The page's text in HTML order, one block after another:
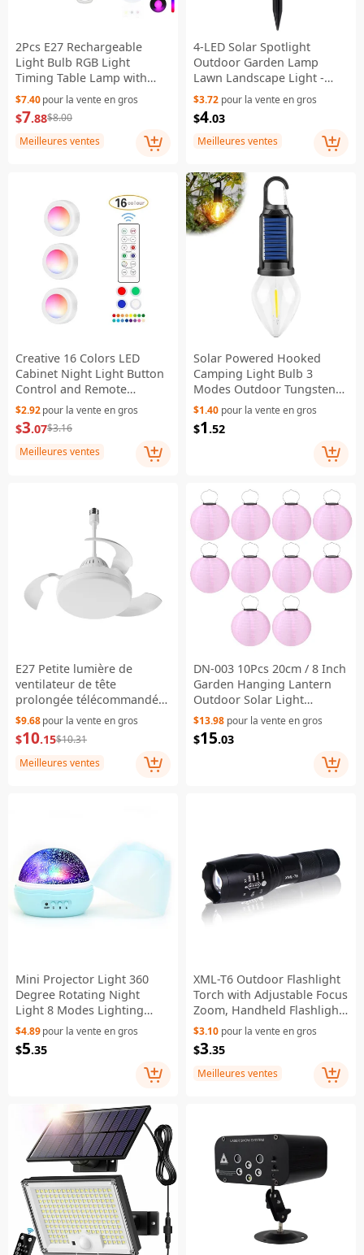
2Pcs E27 Rechargeable
Light Bulb RGB Light
Timing Table Lamp with
Remote Control
$7.40pour la vente en gros
$7.88$8.00
Meilleures ventes
4-LED Solar Spotlight
Outdoor Garden Lamp
Lawn Landscape Light -
White
$3.72 pour la vente en gros
$4.03
Meilleures ventes
Creative 16 Colors LED
Cabinet Night Light Button
Control and Remote
Control [3 Night Light + 1
Remote Control]
$2.92pour la vente en gros
$3.07$3.16
Meilleures ventes
Solar Powered Hooked
Camping Light Bulb 3
Modes Outdoor Tungsten
Tent Lamp - Heart Shape
$1.40 pour la vente en gros
$1 .52
E27 Petite lumière de
ventilateur de tête
prolongée télécommandée
3 vitesses réglables,
lumière de ventilateur de
plafond invisible
$9.68pour la vente en gros
$10.15$10.31
Meilleures ventes
DN-003 10Pcs 20cm / 8 Inch
Garden Hanging Lantern
Outdoor Solar Light
Pathway Decor - Pink
$13.98 pour la vente en gros
$15.03
Mini Projector Light 360
Degree Rotating Night
Light 8 Modes Lighting
Lamp with Star & Moon
Pattern - Blue
$4.89pour la vente en gros
$5.35
XML-T6 Outdoor Flashlight
Torch with Adjustable Focus
Zoom, Handheld Flashlight
Bright 900 Lumens Pocket
Torch
$3.10 pour la vente en gros
$3.35
Meilleures ventes